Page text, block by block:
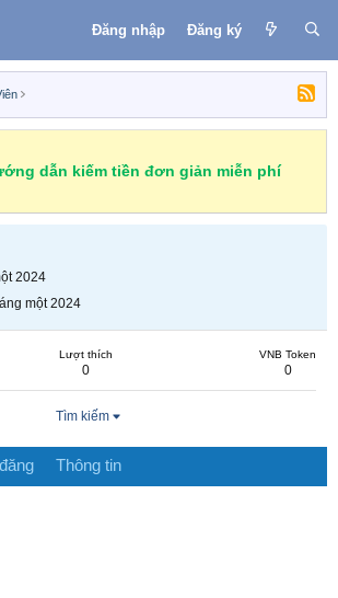
Đăng nhập Đăng ký
dẫn kiếm tiền đơn giản miễn phí
2024
một 2024
Lượt thích
0
VNB Token
0
Tìm kiếm
Thông tin